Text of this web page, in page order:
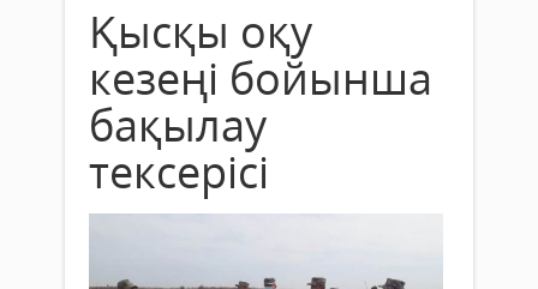
Қысқы оқу
кезеңі бойынша
бақылау
тексерісі